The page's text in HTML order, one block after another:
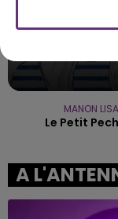
MANON LISA
Le Petit
A